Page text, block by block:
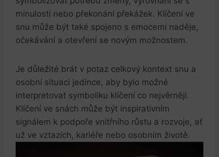
minulostí nebo překonání překážek. Klíčení ve
snu může být také spojeno s emocemi naděje,
očekávání a otevření se novým možnostem.
Je důležité brát v potaz celkový kontext snu a
osobní situaci jedince, aby bylo možné
interpretovat symboliku klíčení co nejvěrněji.
Klíčení ve snách může být inspirativním
signálem k podpoře vnitřního růstu a rozvoje, ať
už ve vztazích, kariéře nebo osobním životě.